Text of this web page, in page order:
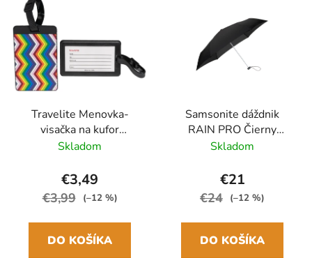
Travelite Menovka-
visačka na kufor
Multicolor Waves
Skladom
€3,49
€3,99 (–12 %)
DO KOŠÍKA
Samsonite dáždnik
RAIN PRO Čierny
skladací manuálny
Skladom
€21
€24 (–12 %)
DO KOŠÍKA